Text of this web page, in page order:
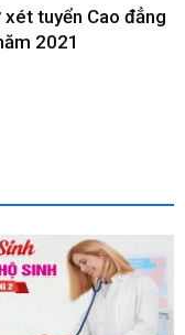
tuyển Cao đẳng
2021